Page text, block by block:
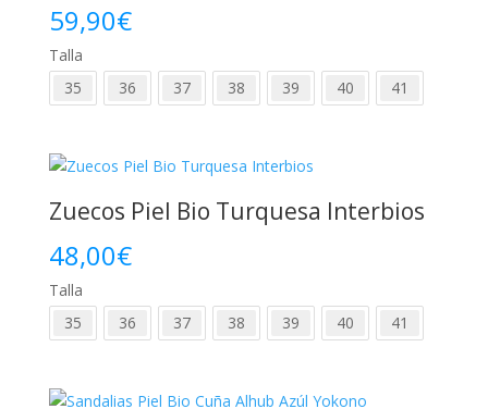
59,90€
Talla
35
36 37 38 39 40 41
Zuecos Piel Bio Turquesa Interbios
48,00€
Talla
35
36 37 38 39 40 41